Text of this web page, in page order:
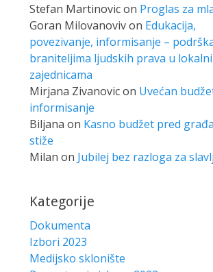
Stefan Martinovicon Proglas za
Goran Milovanovivon Edukacija,
povezivanje, informisanje –
braniteljima ljudskih prava u
zajednicama
Mirjana Zivanovicon Uvećan
informisanje
Biljana on Kasno budžet pred
stiže
Milan on Jubilej bez razloga za
Kategorije
Dokumenta
Izbori 2023
Medijsko sklonište